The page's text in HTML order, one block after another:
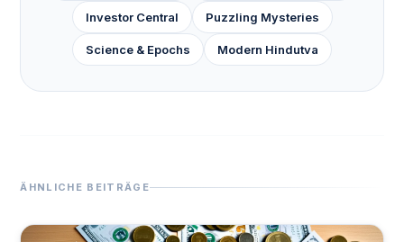
Investor Central Puzzling Mysteries
Science & Epochs Modern Hindutva
ÄHNLICHE BEITRÄGE